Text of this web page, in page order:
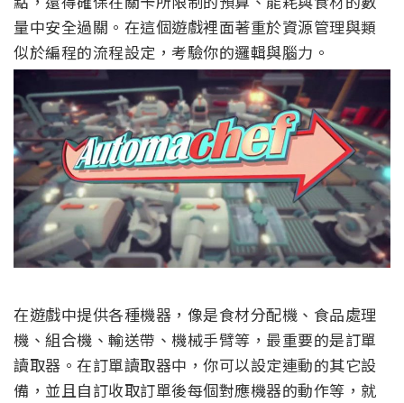
量中安全過關。在這個遊戲裡面著重於資源管理與類
似於編程的流程設定，考驗你的邏輯與腦力。
在遊戲中提供各種機器，像是食材分配機、食品處理
機、組合機、輸送帶、機械手臂等，最重要的是訂單
讀取器。在訂單讀取器中，你可以設定連動的其它設
備，並且自訂收取訂單後每個對應機器的動作等，就